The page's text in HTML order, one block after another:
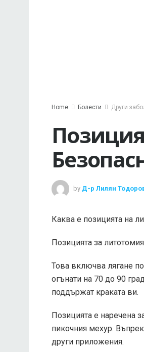
Home Болести Други
by Д-р Лилян
Каква е позицията на
Позицията за
Това включва лягане
огънати на 70 до 90
поддържат краката ви.
Позицията е наречена
пикочния мехур.
други приложения.